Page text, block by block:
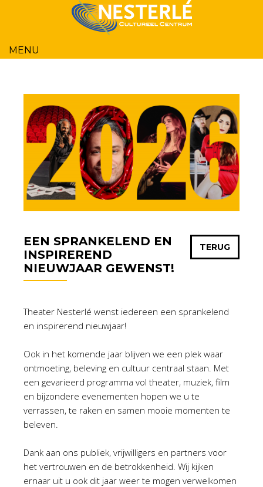
MENU
TERUG
EEN SPRANKELEND EN
INSPIREREND
NIEUWJAAR GEWENST!
Theater Nesterlé wenst iedereen een sprankelend
en inspirerend nieuwjaar!
Ook in het komende jaar blijven we een plek waar
ontmoeting, beleving en cultuur centraal staan. Met
een gevarieerd programma vol theater, muziek, film
en bijzondere evenementen hopen we u te
verrassen, te raken en samen mooie momenten te
beleven.
Dank aan ons publiek, vrijwilligers en partners voor
het vertrouwen en de betrokkenheid. Wij kijken
ernaar uit u ook dit jaar weer te mogen verwelkomen